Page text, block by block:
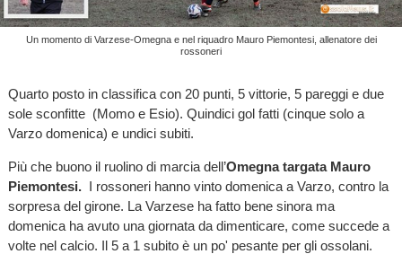
Un momento di Varzese-Omegna e nel riquadro Mauro Piemontesi, allenatore dei
rossoneri
Quarto posto in classifica con 20 punti, 5 vittorie, 5 pareggi e due
sole sconfitte (Momo e Esio). Quindici gol fatti (cinque solo a
Varzo domenica) e undici subiti.
Più che buono il ruolino di marcia dell’Omegna targata Mauro
Piemontesi.I rossoneri hanno vinto domenica a Varzo, contro la
sorpresa del girone. La Varzese ha fatto bene sinora ma
domenica ha avuto una giornata da dimenticare, come succede a
volte nel calcio. Il 5 a 1 subito è un po' pesante per gli ossolani.